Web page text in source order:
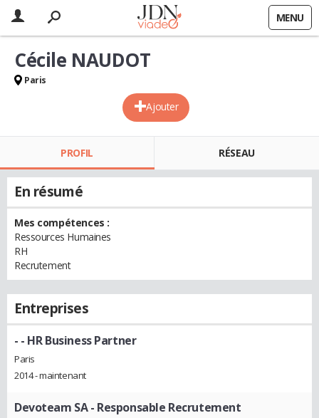
MENU
Ajouter
Cécile NAUDOT
Paris
PROFIL RÉSEAU
En résumé
Mes compétences :
Ressources Humaines
RH
Recrutement
Entreprises
- - HR Business Partner
Paris
2014 - maintenant
Devoteam SA- Responsable Recrutement